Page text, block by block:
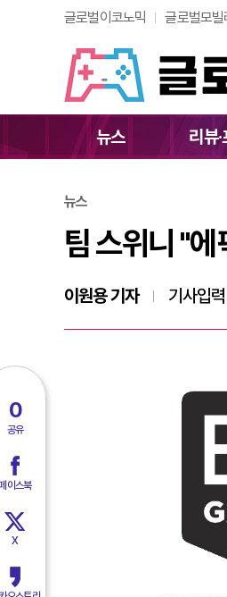
글로벌이코노믹 글로벌모빌
뉴스 리뷰
0
공유
이스북
X
뉴스
팀 스위니 "
이원용 기자 기사입